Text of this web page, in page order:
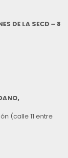
DE LA SECD – 8
(calle 11 entre